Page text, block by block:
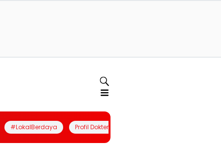
#LokalBerdaya Profil Dokter